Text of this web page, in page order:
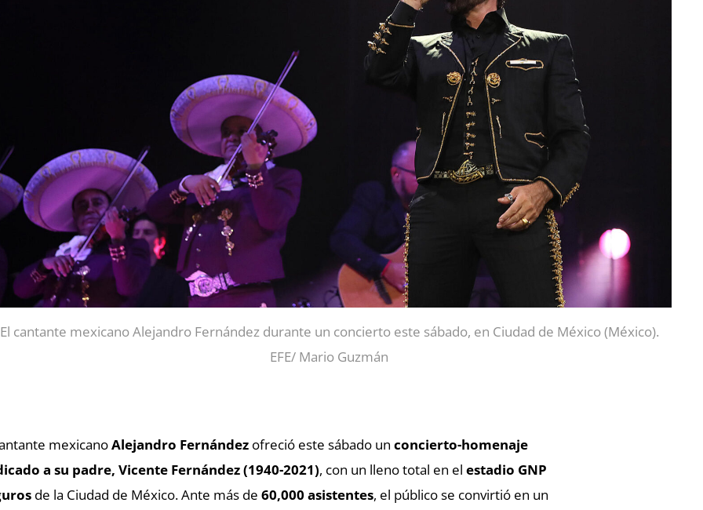
El cantante mexicano Alejandro Fernández durante un concierto este sábado, en Ciudad de México (México).
EFE/ Mario Guzmán
mexicanoAlejandro Fernández ofreció este sábado unconcierto-homenaje
a su padre, Vicente Fernández (1940-2021), con un lleno total en elestadio GNP
de la Ciudad de México. Ante más de60,000 asistentes, el público se convirtió en un